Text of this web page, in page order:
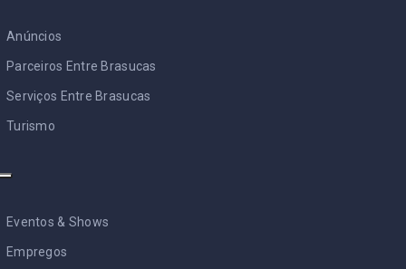
Anúncios
Parceiros Entre Brasucas
Serviços Entre Brasucas
Turismo
Eventos & Shows
Empregos